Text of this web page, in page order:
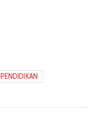
PENDIDIKAN